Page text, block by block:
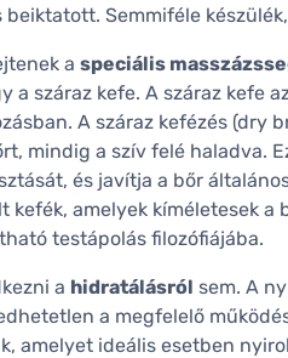
Semmiféle
a speciális
a száraz kefe. A száraz kefe
A száraz kefézés (dry
mindig a szív felé haladva.
és javítja a bőr
kefék, amelyek kíméletesek
testápolás filozófiájába.
a hidratálásról sem. A
a megfelelő
amelyet ideális esetben